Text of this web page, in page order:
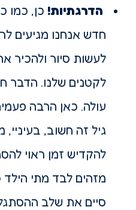
הדרגתיות! כן, כמו
חדש אנחנו מגיעים
לעשות סיור ולהכיר
לקטנים שלנו. הדבר
עולה. כאן הרבה
גיל זה חשוב,
להקדיש זמן ראוי
מזהים לבד מתי
סיים את שלב